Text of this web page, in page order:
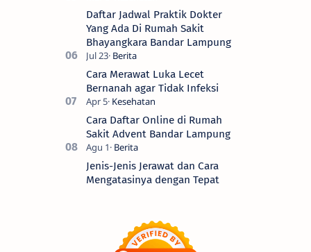
Daftar Jadwal Praktik Dokter
Yang Ada Di Rumah Sakit
Bhayangkara Bandar Lampung
Cara Merawat Luka Lecet
Bernanah agar Tidak Infeksi
Cara Daftar Online di Rumah
Sakit Advent Bandar Lampung
Jenis-Jenis Jerawat dan Cara
Mengatasinya dengan Tepat